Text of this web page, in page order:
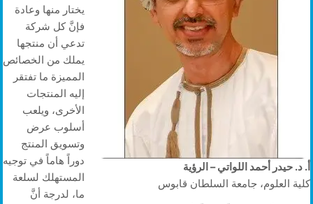
أ. د. حيدر أحمد اللواتي – الرؤية
كلية العلوم، جامعة السلطان قابوس
يختار منها وعادة
فإنَّ كل شركة
تدعي أن منتجها
يملك من الخصائص
المميزة ما تفتقر
إليه المنتجات
الأخرى، ويلعب
أسلوب عرض
وتسويق المنتج
دوراً هاماً في توجيه
المستهلك لسلعة
ما، لدرجة أنَّ